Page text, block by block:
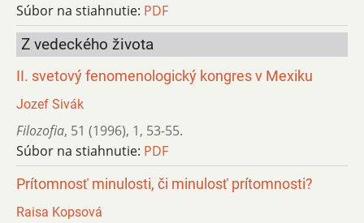
Súbor na stiahnutie: PDF
Z vedeckého života
II. svetový fenomenologický kongres v Mexiku
Jozef Sivák
Filozofia, 51 (1996), 1, 53-55.
Súbor na stiahnutie: PDF
Prítomnosť minulosti, či minulosť prítomnosti?
Raisa Kopsová